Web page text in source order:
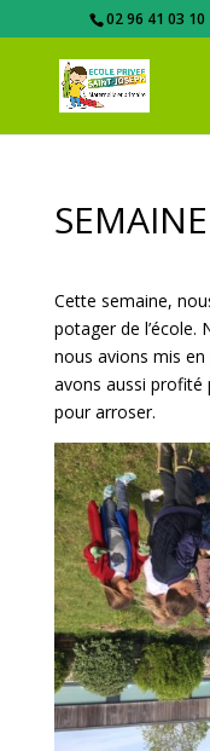
02 96 41 03 10
Cette semaine,
potager de l’école.
nous avions mis
avons aussi profité
pour arroser.